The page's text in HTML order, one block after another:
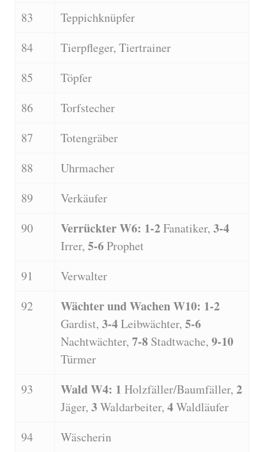
83
Teppichknüpfer
84
Tierpfleger, Tiertrainer
85
Töpfer
86
Torfstecher
87
Totengräber
88
Uhrmacher
89
Verkäufer
90
Verrückter W6: 1-2Fanatiker, 3-4
Irrer, 5-6Prophet
91
Verwalter
92
Wächter und Wachen W10: 1-2
Gardist, 3-4Leibwächter, 5-6
Nachtwächter, 7-8 Stadtwache, 9-10
Türmer
93
Wald W4: 1 Holzfäller/Baumfäller, 2
Jäger, 3Waldarbeiter, 4Waldläufer
94
Wäscherin